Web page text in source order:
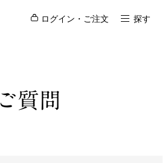
ログイン・ご注文 探す
質問